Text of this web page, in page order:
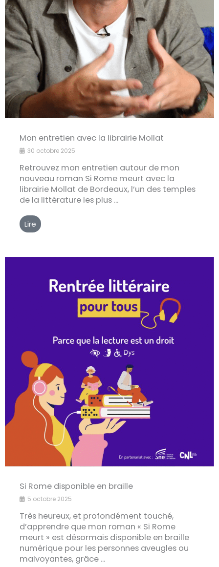
Mon entretien avec la librairie Mollat
30 octobre 2025
Retrouvez mon entretien autour de mon
nouveau roman Si Rome meurt avec la
librairie Mollat de Bordeaux, l’un des temples
de la littérature les plus ...
Lire
Si Rome disponible en braille
5 octobre 2025
Très heureux, et profondément touché,
d’apprendre que mon roman « Si Rome
meurt » est désormais disponible en braille
numérique pour les personnes aveugles ou
malvoyantes, grâce ...